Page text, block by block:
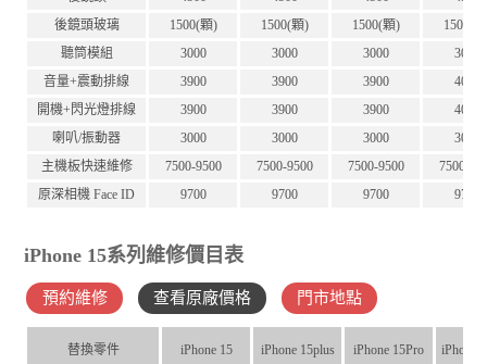
後鏡頭玻璃
1500(顆) 1500(顆) 1500(顆)
1500(
聽筒模組
3000 3000 3000
3000
音量+震動排線
3900 3900 3900
4000
開機+閃光燈排線
3900 3900 3900
4000
喇叭/振動器
3000 3000 3000
3000
主機板快速維修
7500-9500 7500-9500 7500-9500
7500-
原深相機 Face ID
9700 9700 9700 9700
iPhone 15系列維修價目表
預約維修 查看原廠價格 門市地點
替換零件 iPhone 15 iPhone 15plus iPhone 15Pro iPhone